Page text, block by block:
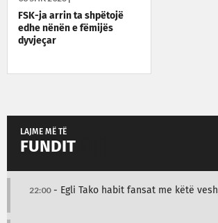
FSK-ja arrin ta shpëtojë
edhe nënën e fëmijës
dyvjeçar
LAJME MË TË
FUNDIT
22:00- Egli Tako habit fansat me këtë